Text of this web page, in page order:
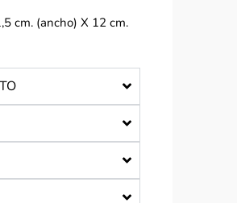
cm. (ancho) X 12 cm.